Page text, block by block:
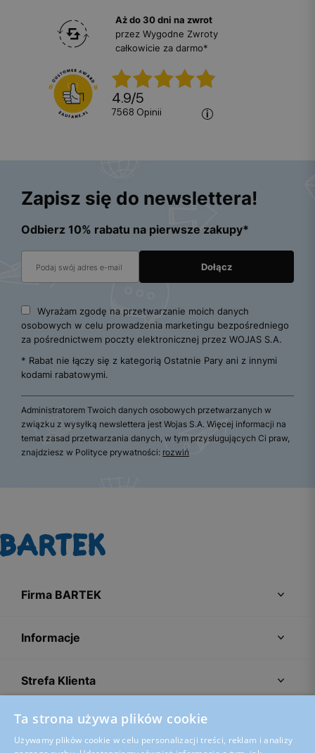
Aż do 30 dni na zwrot
przez Wygodne Zwroty
całkowicie za darmo*
4.9/5
7568 opinii
Zapisz się do newslettera!
Odbierz 10% rabatu na pierwsze zakupy*
Wyrażam zgodę na przetwarzanie moich danych
osobowych w celu prowadzenia marketingu bezpośredniego
za pośrednictwem poczty elektronicznej przez WOJAS S.A.
* Rabat nie łączy się z kategorią Ostatnie Pary ani z innymi
kodami rabatowymi.
Administratorem Twoich danych osobowych przetwarzanych w
związku z wysyłką newslettera jest Wojas S.A. Więcej informacji na
temat zasad przetwarzania danych, w tym przysługujących Ci praw,
znajdziesz w Polityce prywatności: rozwiń
Firma BARTEK
Informacje
Strefa Klienta
Porady
Ta strona używa plików cookie
Używamy plików cookie w celu personalizacji treści, reklam i analizy